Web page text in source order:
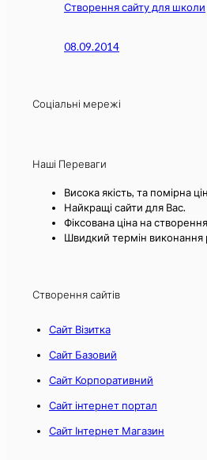
Створення сайту для школи
08.09.2014
Соціальні мережі
Наші Переваги
Висока якість, та помірна
Найкращі сайти для Вас.
Фіксована ціна на
Швидкий термін виконання
Створення сайтів
Сайт Візитка
Сайт Базовий
Сайт Корпоративний
Сайт інтернет портал
Сайт Інтернет Магазин